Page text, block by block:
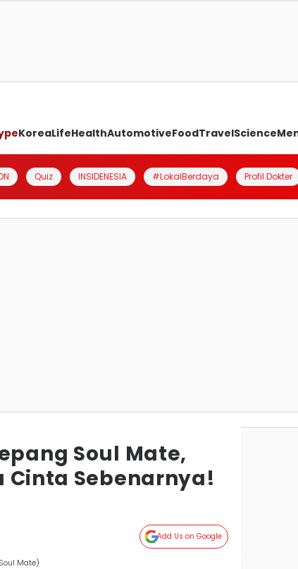
KoreaLifeHealthAutomotiveFoodTravelScience
Quiz INSIDENESIA #LokalBerdaya Profil Dokter
Soul Mate,
Cinta Sebenarnya!
Add Us on Google
Mate)